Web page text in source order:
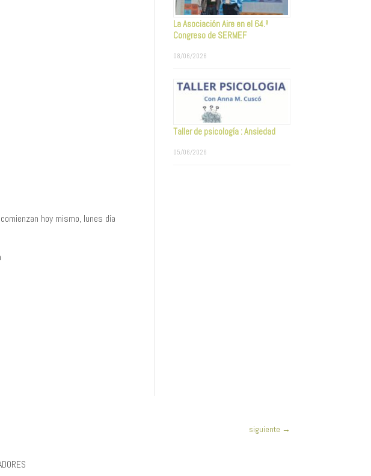
hoy mismo, lunes día
La Asociación Aire en el 64.º
Congreso de SERMEF
08/06/2026
Taller de psicología : Ansiedad
05/06/2026
siguiente →